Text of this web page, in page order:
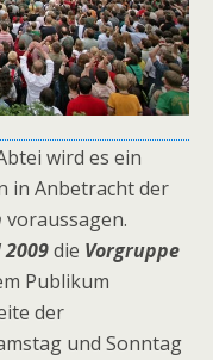
wird es ein
in Anbetracht der
voraussagen.
die Vorgruppe
Publikum
der
und Sonntag